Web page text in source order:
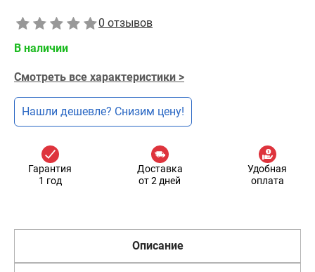
0 отзывов
В наличии
Смотреть все характеристики >
Нашли дешевле? Снизим цену!
Гарантия
1 год
Доставка
от 2 дней
Удобная
оплата
Описание